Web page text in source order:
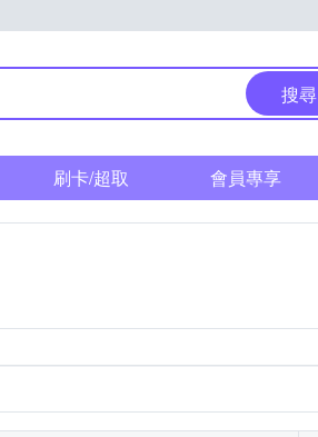
搜尋
刷卡/超取 會員專享